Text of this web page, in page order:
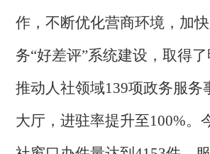
作，不断优化营商环境，加
务“好差评”系统建设，取得
推动人社领域139项政务服务
大厅，进驻率提升至100%。